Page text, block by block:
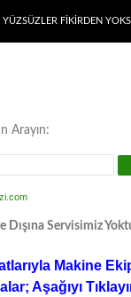
YÜZSÜZLER FIKIRDEN
Arayın:
Dışına Servisimiz
Makine
Aşağıyı